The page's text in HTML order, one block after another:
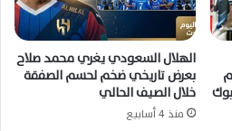
الهلال السعودي يغري محمد صلاح
بعرض تاريخي ضخم لحسم الصفقة
خلال الصيف الحالي
منذ 4 أسابيع